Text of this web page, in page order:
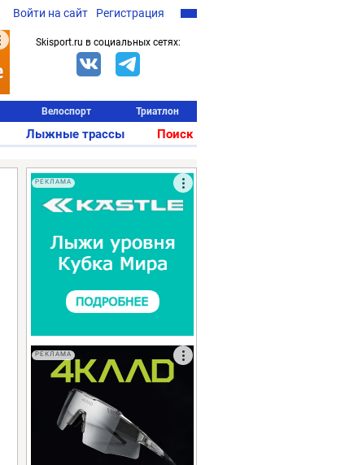
Войти на сайт Регистрация
Skisport.ru в социальных сетях:
Велоспорт Триатлон
Лыжные трассы Поиск
РЕКЛАМА
РЕКЛАМА